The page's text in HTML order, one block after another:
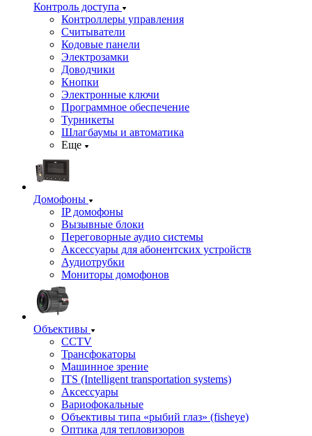
Контроль доступа
Контроллеры управления
Считыватели
Кодовые панели
Электрозамки
Доводчики
Кнопки
Электронные ключи
Программное обеспечение
Турникеты
Шлагбаумы и автоматика
Еще
Домофоны
IP домофоны
Вызывные блоки
Переговорные аудио системы
Аксессуары для абонентских устройств
Аудиотрубки
Мониторы домофонов
Объективы
CCTV
Трансфокаторы
Машинное зрение
ITS (Intelligent transportation systems)
Аксессуары
Вариофокальные
Объективы типа «рыбий глаз» (fisheye)
Оптика для тепловизоров